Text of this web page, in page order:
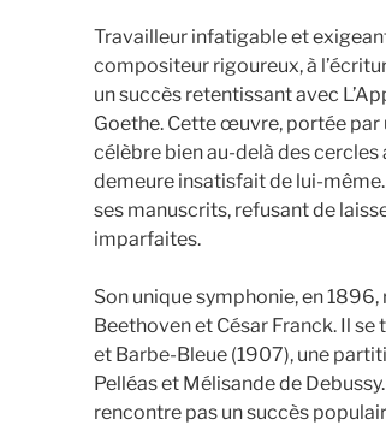
Travailleur infatigable et
compositeur rigoureux, à
un succès retentissant avec
Goethe. Cette œuvre, portée par
célèbre bien au-delà des
demeure insatisfait de lui-
ses manuscrits, refusant de
imparfaites.
Son unique symphonie, en
Beethoven et César Franck. Il
et Barbe-Bleue (1907), une
Pelléas et Mélisande de
rencontre pas un succès